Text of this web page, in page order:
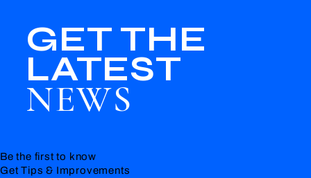
GET THE
LATEST
NEWS
Be the first to know
Get Tips & Improvements